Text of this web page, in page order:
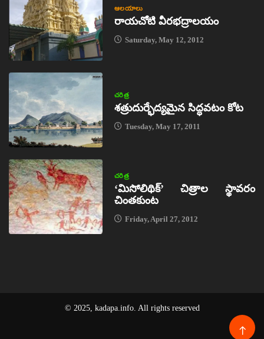
ఆలయాలు
రాయచోటి వీరభద్రాలయం
Saturday, May 12, 2012
చరిత్ర
శత్రుదుర్భేద్యమైన సిద్ధవటం కోట
Tuesday, May 17, 2011
చరిత్ర
‘మిసోలిథిక్‌’ చిత్రాల స్థావరం
చింతకుంట
Friday, April 27, 2012
© 2025, kadapa.info. All rights reserved